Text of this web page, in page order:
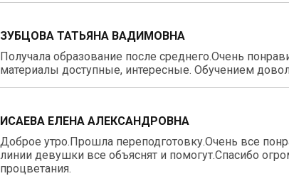
ЗУБЦОВА ТАТЬЯНА ВАДИМОВНА
Получала образование после среднего.Очень
материалы доступные, интересные. Обучением
ИСАЕВА ЕЛЕНА АЛЕКСАНДРОВНА
Доброе утро.Прошла переподготовку.Очень все
линии девушки все объяснят и помогут.Спасибо
процветания.